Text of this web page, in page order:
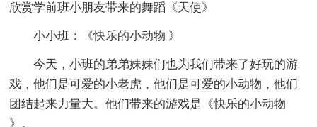
欣赏学前班小朋友带来的舞蹈《天使》
小小班：《快乐的小动物 》
今天，小班的弟弟妹妹们也为我们带来了好玩的游
戏，他们是可爱的小老虎，他们是可爱的小动物，他们
团结起来力量大。他们带来的游戏是《快乐的小动物
》。